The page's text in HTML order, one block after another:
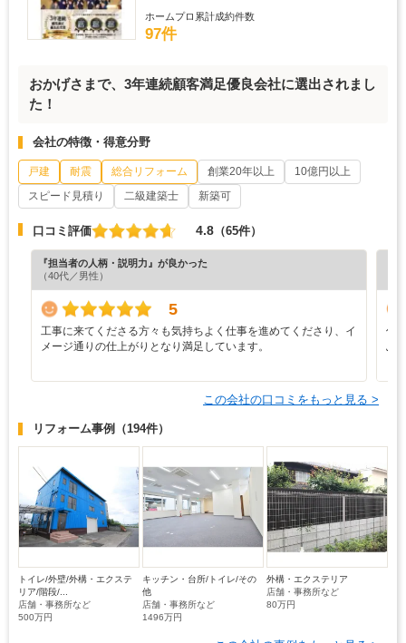
ホームプロ累計成約件数
97件
おかげさまで、3年連続顧客満足優良会社に選出されまし
た！
会社の特徴・得意分野
戸建 耐震 総合リフォーム 創業20年以上
10億円以上
スピード見積り
二級建築士 新築可
口コミ評価 4.8 （65件）
『担当者の人柄・説明力』が良かった
（40代／男性）
5
工事に来てくださる方々も気持ちよく仕事を進めてくださり、イ
メージ通りの仕上がりとなり満足しています。
何
ぶ
この会社の口コミをもっと見る >
リフォーム事例 （194件）
トイレ/外壁/外構・エクステ
リア/階段/...
店舗・事務所など
500万円
キッチン・台所/トイレ/その
他
店舗・事務所など
1496万円
外構・エクステリア
店舗・事務所など
80万円